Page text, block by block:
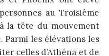
au Troisième
la tête du mouvement
Parmi les élévations les
celles d’Athéna et de